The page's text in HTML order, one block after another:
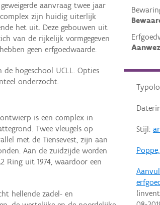
Stijl:
aanvraag twee jaar
zijn huidig uiterlijk
het uit. Deze gebouwen uit
van de rijkelijk vormgegeven
geen erfgoedwaarde.
hogeschool UCLL. Opties
onderzocht.
is een complex in
Twee vleugels op
met de Tiensevest, zijn aan
Aan de zuidzijde worden
Ring uit 1974, waardoor een
hellende zadel- en